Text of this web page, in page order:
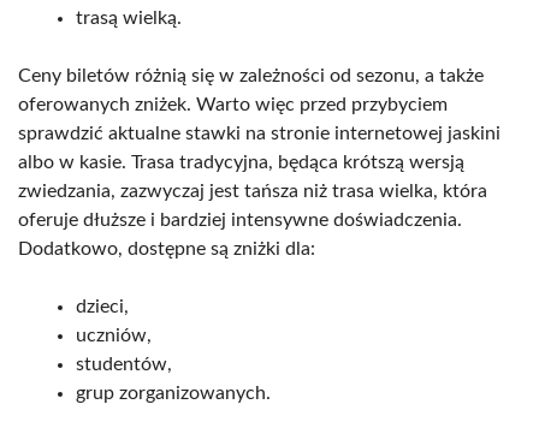
trasą wielką.
Ceny biletów różnią się w zależności od sezonu, a także
oferowanych zniżek. Warto więc przed przybyciem
sprawdzić aktualne stawki na stronie internetowej jaskini
albo w kasie. Trasa tradycyjna, będąca krótszą wersją
zwiedzania, zazwyczaj jest tańsza niż trasa wielka, która
oferuje dłuższe i bardziej intensywne doświadczenia.
Dodatkowo, dostępne są zniżki dla:
dzieci,
uczniów,
studentów,
grup zorganizowanych.